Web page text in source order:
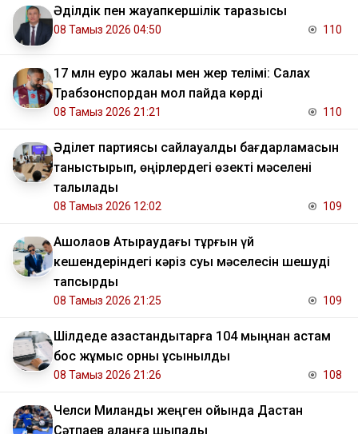
Әділдік пен жауапкершілік таразысы
08 Тамыз 2026 04:50 110
17 млн еуро жалақы мен жер телімі: Салах
Трабзонспордан мол пайда көрді
08 Тамыз 2026 21:21 110
Әділет партиясы сайлауалды бағдарламасын
таныстырып, өңірлердегі өзекті мәселені
талқылады
08 Тамыз 2026 12:02 109
​Ақшолақов Атыраудағы тұрғын үй
кешендеріндегі кәріз суы мәселесін шешуді
тапсырды
08 Тамыз 2026 21:25 109
​Шілдеде қазақстандықтарға 104 мыңнан астам
бос жұмыс орны ұсынылды
08 Тамыз 2026 21:26 108
Челси Миланды жеңген ойында Дастан
Сәтпаев алаңға шықпады